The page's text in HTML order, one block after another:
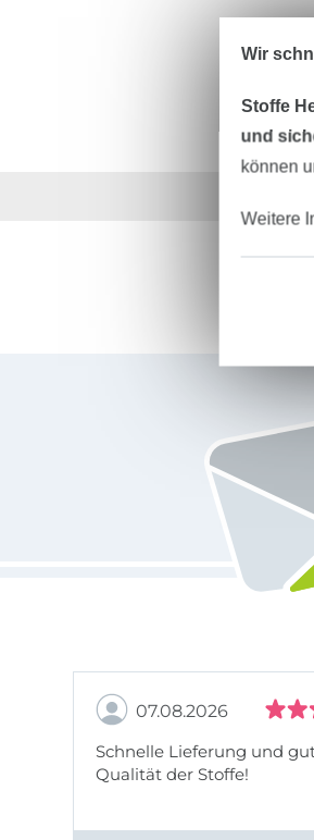
Für den Stoffe Hemmers
07.08.2026
Schnelle Lieferung und
Qualität der Stoffe!
Wir
Stoffe
und
können
Weitere